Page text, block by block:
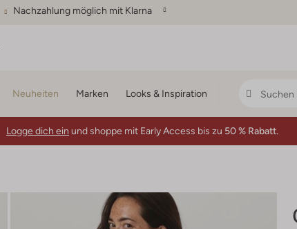
Nachzahlung möglich mit Klarna
Neuheiten Marken Looks & Inspiration
Logge dich ein und shoppe mit Early Access bis zu 50 % Rabatt.